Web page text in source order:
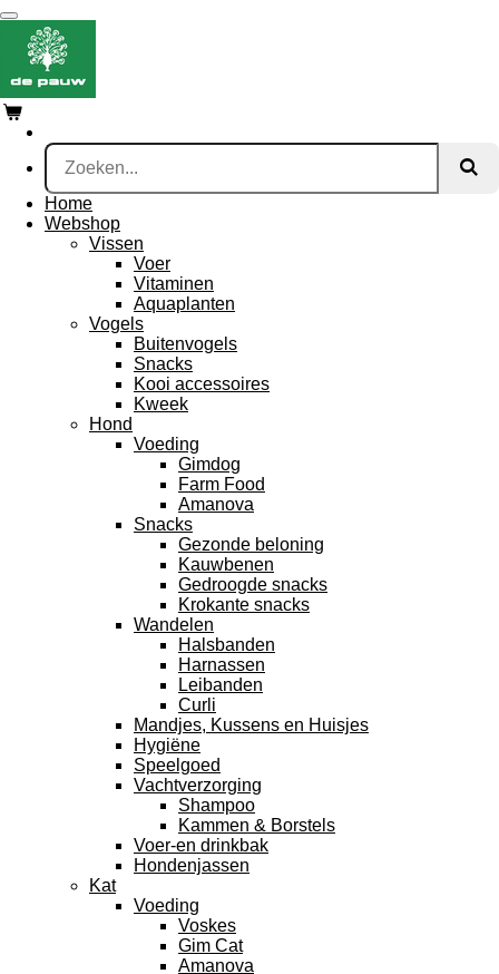
Ga
direct
naar
de
hoofdinhoud
Home
Webshop
Vissen
Voer
Vitaminen
Aquaplanten
Vogels
Buitenvogels
Snacks
Kooi accessoires
Kweek
Hond
Voeding
Gimdog
Farm Food
Amanova
Snacks
Gezonde beloning
Kauwbenen
Gedroogde snacks
Krokante snacks
Wandelen
Halsbanden
Harnassen
Leibanden
Curli
Mandjes, Kussens en Huisjes
Hygiëne
Speelgoed
Vachtverzorging
Shampoo
Kammen & Borstels
Voer-en drinkbak
Hondenjassen
Kat
Voeding
Voskes
Gim Cat
Amanova